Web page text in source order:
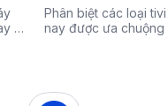
Tivi sale khủng đến 60%:
Cơ hội sở hữu chiếc tivi
–
Phân biệt các loại tivi
nay được ưa chuộng